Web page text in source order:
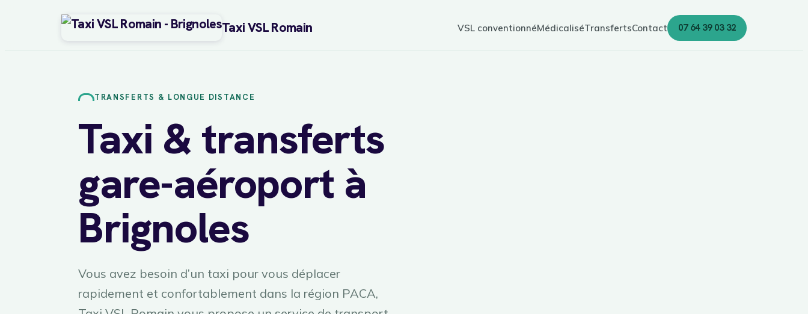
Taxi VSL Romain VSL conventionnéMédicaliséTransfertsContact 07 64 39 03 32
TRANSFERTS & LONGUE DISTANCE
Taxi & transferts
gare-aéroport à
Brignoles
Vous avez besoin d’un taxi pour vous déplacer
rapidement et confortablement dans la région PACA,